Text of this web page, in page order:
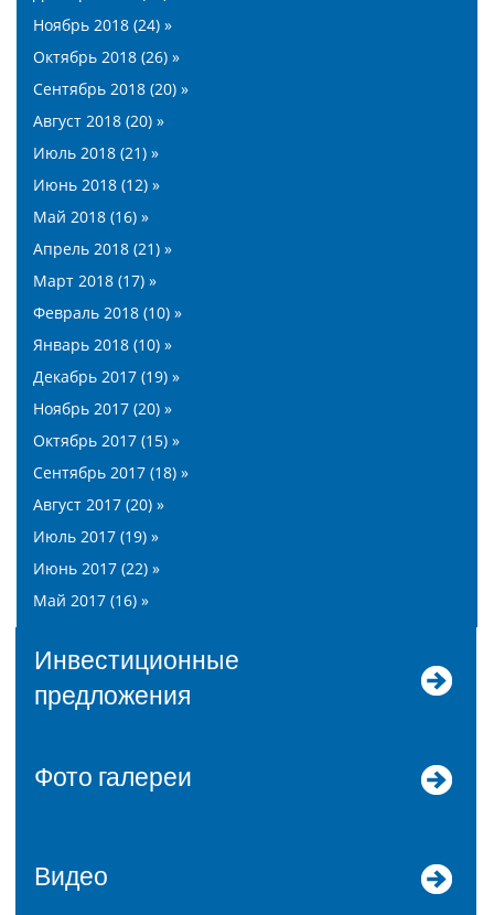
Ноябрь 2018 (24) »
Октябрь 2018 (26) »
Сентябрь 2018 (20) »
Август 2018 (20) »
Июль 2018 (21) »
Июнь 2018 (12) »
Май 2018 (16) »
Апрель 2018 (21) »
Март 2018 (17) »
Февраль 2018 (10) »
Январь 2018 (10) »
Декабрь 2017 (19) »
Ноябрь 2017 (20) »
Октябрь 2017 (15) »
Сентябрь 2017 (18) »
Август 2017 (20) »
Июль 2017 (19) »
Июнь 2017 (22) »
Май 2017 (16) »
Инвестиционные
предложения
Фото галереи
Видео